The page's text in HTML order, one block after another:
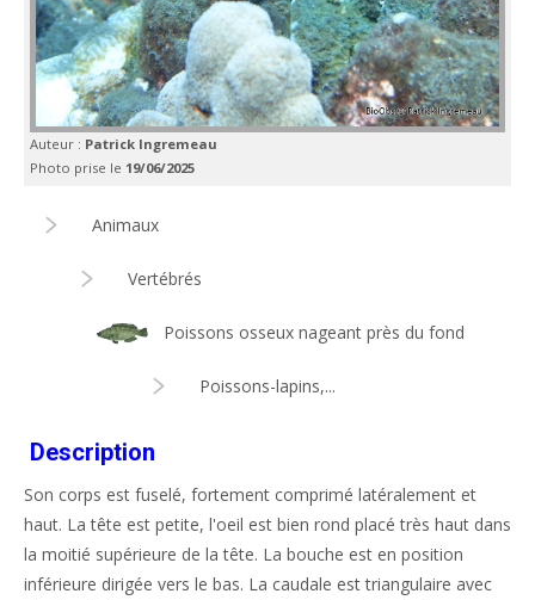
Auteur : Patrick Ingremeau
Photo prise le 19/06/2025
Animaux
Vertébrés
Poissons osseux nageant près du fond
Poissons-lapins,...
Description
Son corps est fuselé, fortement comprimé latéralement et
haut. La tête est petite, l'oeil est bien rond placé très haut dans
la moitié supérieure de la tête. La bouche est en position
inférieure dirigée vers le bas. La caudale est triangulaire avec